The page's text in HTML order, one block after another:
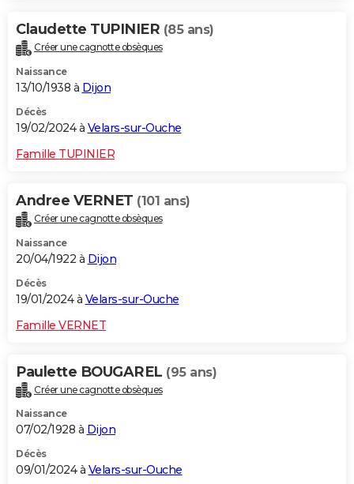
Claudette TUPINIER (85 ans)
Créer une cagnotte obsèques
Naissance
13/10/1938 à Dijon
Décès
19/02/2024 à Velars-sur-Ouche
Famille TUPINIER
Andree VERNET (101 ans)
Créer une cagnotte obsèques
Naissance
20/04/1922 à Dijon
Décès
19/01/2024 à Velars-sur-Ouche
Famille VERNET
Paulette BOUGAREL (95 ans)
Créer une cagnotte obsèques
Naissance
07/02/1928 à Dijon
Décès
09/01/2024 à Velars-sur-Ouche